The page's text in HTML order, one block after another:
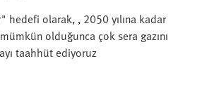
hedefi olarak, , 2050 yılına kadar
olduğunca çok sera gazını
taahhüt ediyoruz